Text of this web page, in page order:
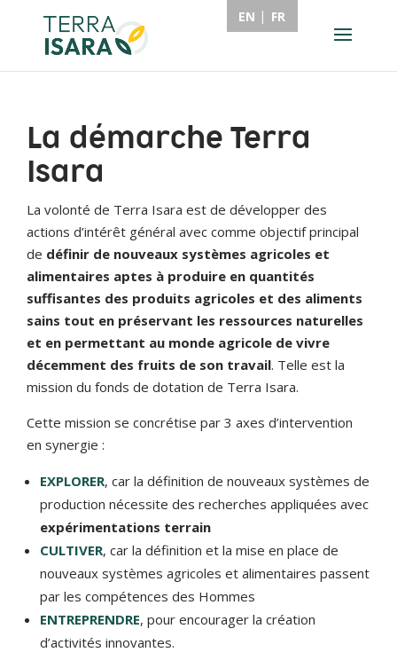
La démarche Terra
Isara
La volonté de Terra Isara est de développer des
actions d’intérêt général avec comme objectif principal
de définir de nouveaux systèmes agricoles et
alimentaires aptes à produire en quantités
suffisantes des produits agricoles et des aliments
sains tout en préservant les ressources naturelles
et en permettant au monde agricole de vivre
décemment des fruits de son travail. Telle est la
mission du fonds de dotation de Terra Isara.
Cette mission se concrétise par 3 axes d’intervention
en synergie :
EXPLORER, car la définition de nouveaux systèmes de
production nécessite des recherches appliquées avec
expérimentations terrain
CULTIVER, car la définition et la mise en place de
nouveaux systèmes agricoles et alimentaires passent
par les compétences des Hommes
ENTREPRENDRE, pour encourager la création
d’activités innovantes.
EN FR